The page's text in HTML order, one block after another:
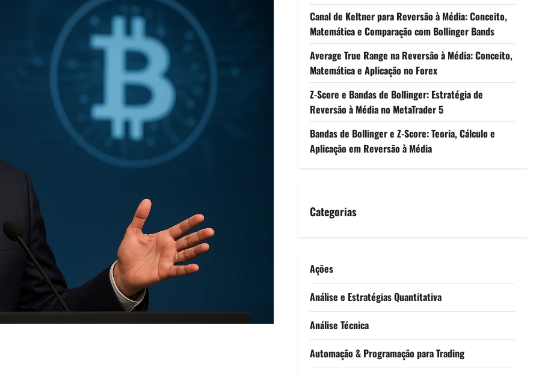
Canal de Keltner para Reversão à Média: Conceito,
Matemática e Comparação com Bollinger Bands
Average True Range na Reversão à Média: Conceito,
Matemática e Aplicação no Forex
Z-Score e Bandas de Bollinger: Estratégia de
Reversão à Média no MetaTrader 5
Bandas de Bollinger e Z-Score: Teoria, Cálculo e
Aplicação em Reversão à Média
Categorias
Ações
Análise e Estratégias Quantitativa
Análise Técnica
Automação & Programação para Trading